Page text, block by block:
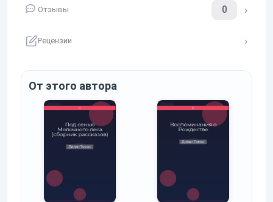
Отзывы 0
Рецензии
От этого автора